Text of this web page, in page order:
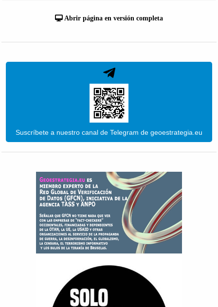
Abrir página en versión completa
Suscríbete a nuestro canal de Telegram de geoestrategia.eu